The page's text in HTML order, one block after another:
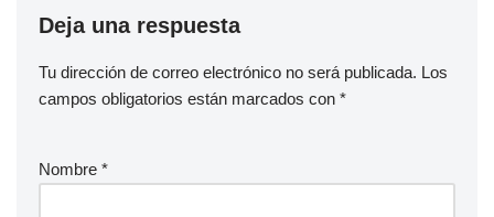
Deja una respuesta
Tu dirección de correo electrónico no será publicada. Los
campos obligatorios están marcados con *
Nombre *